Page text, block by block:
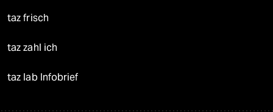
taz frisch
taz zahl ich
taz lab Infobrief